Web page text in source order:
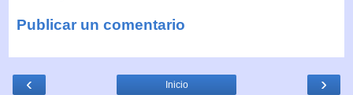
Publicar un comentario
‹ ›
Inicio